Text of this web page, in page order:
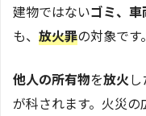
建物ではないゴミ、
も、 放火罪の対象です。
他人の所有物を放火し
が科されます。火災